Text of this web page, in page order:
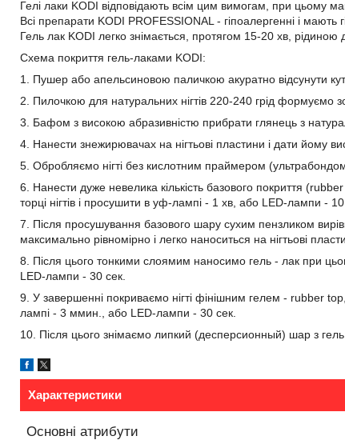
Гелі лаки KODI відповідають всім цим вимогам, при цьому
Всі препарати KODI PROFESSIONAL - гіпоалергенні і мають
Гель лак KODI легко знімається, протягом 15-20 хв, рідиною
Схема покриття гель-лаками KODI:
1. Пушер або апельсиновою паличкою акуратно відсунути
2. Пилочкою для натуральних нігтів 220-240 грід формуємо
3. Бафом з високою абразивністю прибрати глянець з
4. Нанести знежирювачах на нігтьові пластини і дати йому
5. Обробляємо нігті без кислотним праймером
6. Нанести дуже невелика кількість базового покриття
торці нігтів і просушити в уф-лампі - 1 хв, або LED-лампи - 10
7. Після просушування базового шару сухим пензликом
максимально рівномірно і легко наноситься на нігтьові
8. Після цього тонкими слоямим наносимо гель - лак при
LED-лампи - 30 сек.
9. У завершенні покриваємо нігті фінішним гелем - rubber
лампі - 3 ммин., або LED-лампи - 30 сек.
10. Після цього знімаємо липкий (десперсионный) шар з
Характеристики
Основні атрибути